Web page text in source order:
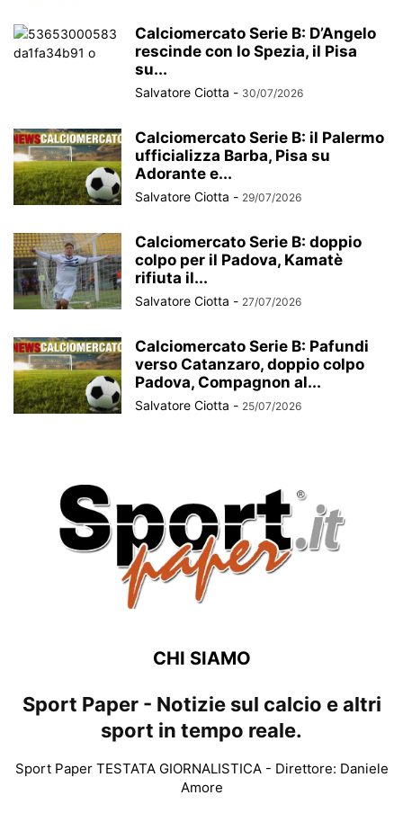
Calciomercato Serie B: D’Angelo
rescinde con lo Spezia, il Pisa
su...
Salvatore Ciotta - 30/07/2026
Calciomercato Serie B: il Palermo
ufficializza Barba, Pisa su
Adorante e...
Salvatore Ciotta - 29/07/2026
Calciomercato Serie B: doppio
colpo per il Padova, Kamatè
rifiuta il...
Salvatore Ciotta - 27/07/2026
Calciomercato Serie B: Pafundi
verso Catanzaro, doppio colpo
Padova, Compagnon al...
Salvatore Ciotta - 25/07/2026
CHI SIAMO
Sport Paper - Notizie sul calcio e altri
sport in tempo reale.
Sport Paper TESTATA GIORNALISTICA - Direttore: Daniele
Amore